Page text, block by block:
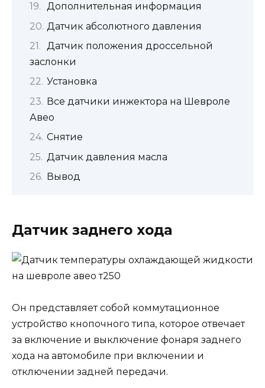
Дополнительная информация
Датчик абсолютного давления
Датчик положения дроссельной
заслонки
Установка
Все датчики инжектора на Шевроле
Авео
Снятие
Датчик давления масла
Вывод
Датчик заднего хода
Он представляет собой коммутационное
устройство кнопочного типа, которое отвечает
за включение и выключение фонаря заднего
хода на автомобиле при включении и
отключении задней передачи.